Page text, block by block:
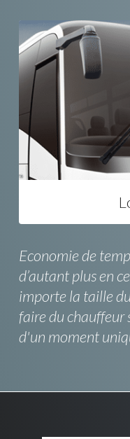
Economie de
d’autant plus en
importe la taille
faire du chauffeur
d'un moment